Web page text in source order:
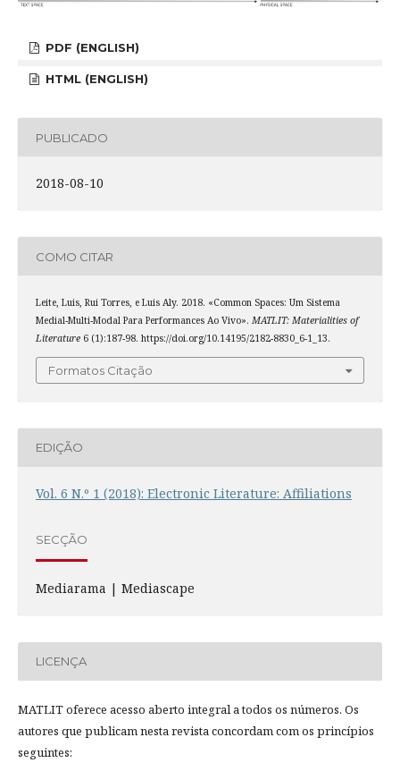
PDF (ENGLISH)
HTML (ENGLISH)
PUBLICADO
2018-08-10
COMO CITAR
Leite, Luis, Rui Torres, e Luis Aly. 2018. «Common Spaces: Um Sistema
Medial-Multi-Modal Para Performances Ao Vivo». MATLIT: Materialities of
Literature6 (1):187-98. https://doi.org/10.14195/2182-8830_6-1_13.
Formatos Citação
EDIÇÃO
Vol. 6 N.º 1 (2018): Electronic Literature: Affiliations
SECÇÃO
Mediarama | Mediascape
LICENÇA
MATLIT oferece acesso aberto integral a todos os números. Os
autores que publicam nesta revista concordam com os princípios
seguintes: